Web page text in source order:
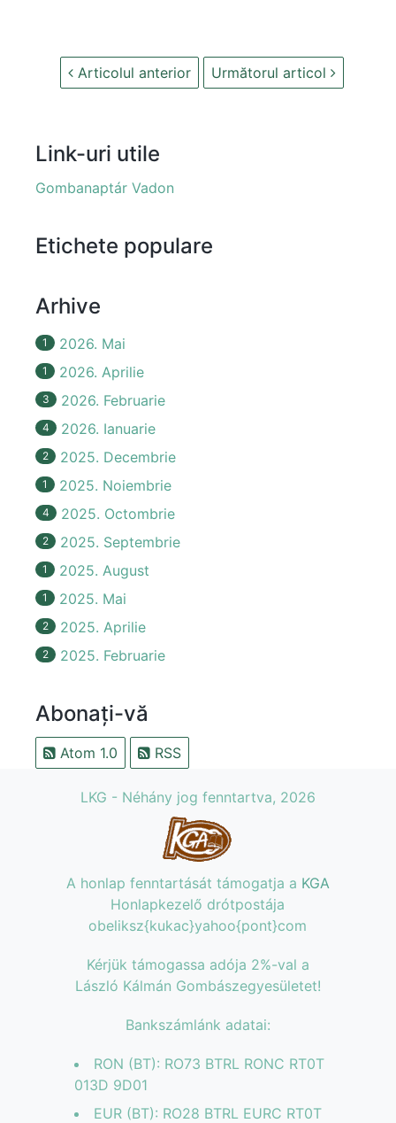
Articolul anterior Următorul articol
Link-uri utile
Gombanaptár Vadon
Etichete populare
Arhive
1 2026. Mai
1 2026. Aprilie
3 2026. Februarie
4 2026. Ianuarie
2 2025. Decembrie
1 2025. Noiembrie
4 2025. Octombrie
2 2025. Septembrie
1 2025. August
1 2025. Mai
2 2025. Aprilie
2 2025. Februarie
Abonați-vă
Atom 1.0 RSS
LKG - Néhány jog fenntartva, 2026
A honlap fenntartását támogatja a KGA
Honlapkezelő drótpostája
obeliksz{kukac}yahoo{pont}com
Kérjük támogassa adója 2%-val a
László Kálmán Gombászegyesületet!
Bankszámlánk adatai:
RON (BT): RO73 BTRL RONC RT0T
013D 9D01
EUR (BT): RO28 BTRL EURC RT0T